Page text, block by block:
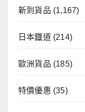
新到貨品 (1,167)
日本鐡道(214)
歐洲貨品 (185)
特價優惠 (35)